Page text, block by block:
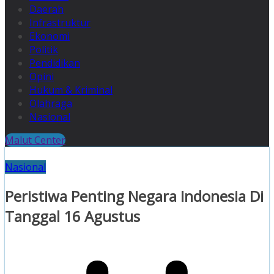
Daerah
Infrastruktur
Ekonomi
Politik
Pendidikan
Opini
Hukum & Kriminal
Olahraga
Nasional
Malut Center
Nasional
Peristiwa Penting Negara Indonesia Di
Tanggal 16 Agustus